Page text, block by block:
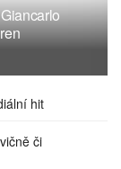
hit
či